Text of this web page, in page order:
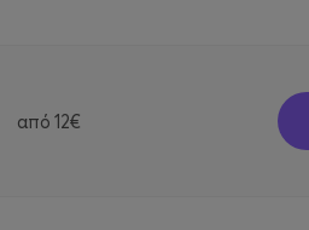
από 12€